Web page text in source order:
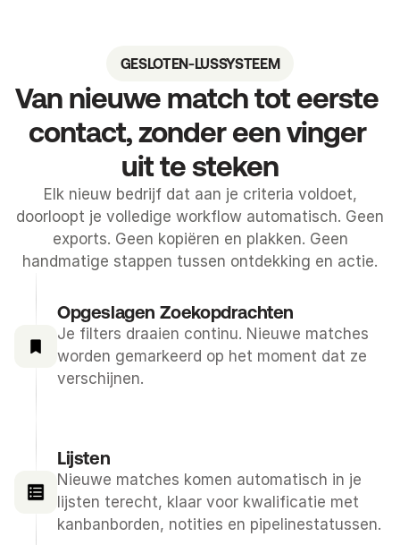
GESLOTEN-LUSSYSTEEM
Van nieuwe match tot eerste
contact, zonder een vinger
uit te steken
Elk nieuw bedrijf dat aan je criteria voldoet,
doorloopt je volledige workflow automatisch. Geen
exports. Geen kopiëren en plakken. Geen
handmatige stappen tussen ontdekking en actie.
Opgeslagen Zoekopdrachten
Je filters draaien continu. Nieuwe matches
worden gemarkeerd op het moment dat ze
verschijnen.
Lijsten
Nieuwe matches komen automatisch in je
lijsten terecht, klaar voor kwalificatie met
kanbanborden, notities en pipelinestatussen.